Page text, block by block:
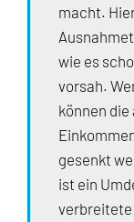
macht.
wie es
vorsah.
können
gesenkt
ist ein
verbreitete